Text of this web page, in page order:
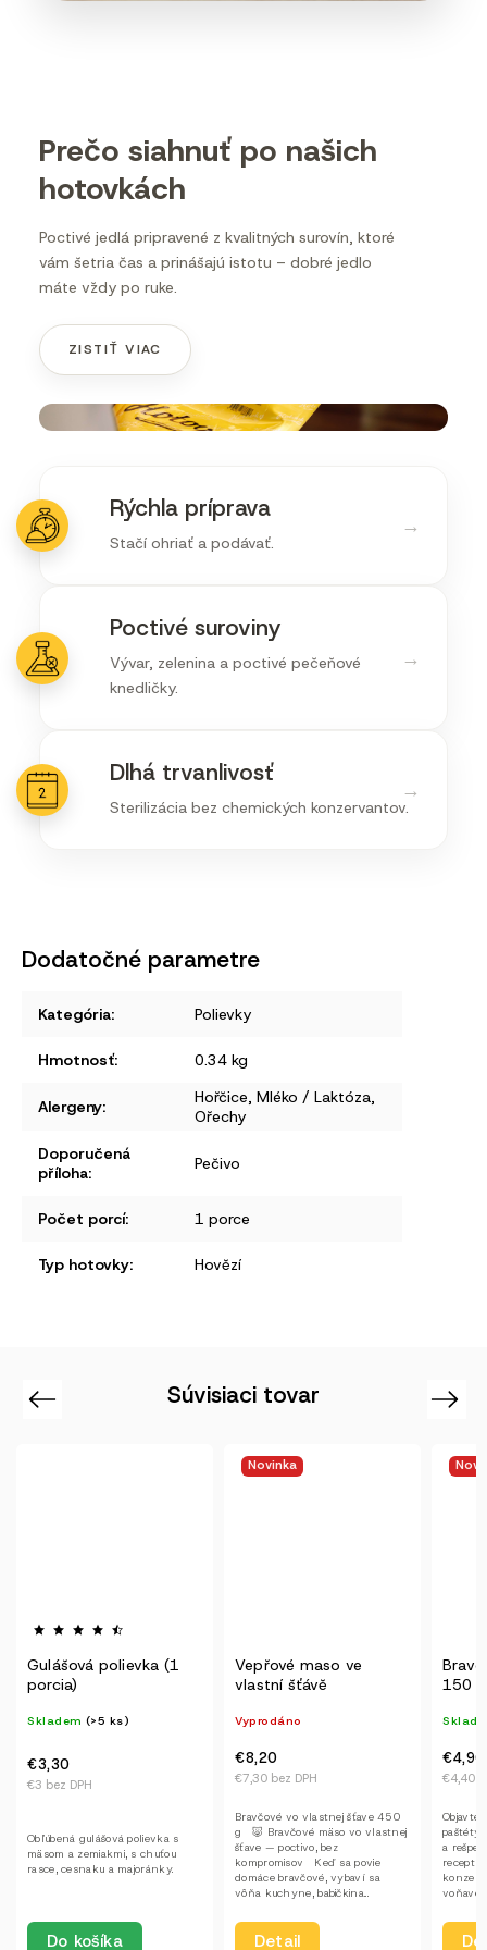
Prečo siahnuť po našich
hotovkách
Poctivé jedlá pripravené z kvalitných surovín, ktoré
vám šetria čas a prinášajú istotu – dobré jedlo
máte vždy po ruke.
ZISTIŤ VIAC
→
Rýchla príprava
Stačí ohriať a podávať.
→
Poctivé suroviny
Vývar, zelenina a poctivé pečeňové
knedličky.
→
Dlhá trvanlivosť
Sterilizácia bez chemických konzervantov.
Dodatočné parametre
Kategória: Polievky
Hmotnosť: 0.34 kg
Alergeny: Hořčice, Mléko / Laktóza,
Ořechy
Doporučená
příloha: Pečivo
Počet porcí: 1 porce
Typ hotovky: Hovězí
Súvisiaci tovar
Previous
Vepřové maso ve
vlastní šťávě
Vyprodáno
€7,30 bez DPH
€8,20
Detail
g 🐷 Bravčové mäso vo vlastnej
šťave — poctivo, bez
kompromisov Keď sa povie
domáce bravčové, vybaví sa
Novinka
Bravčová paštéta čistá
150 g
Skladem
€4,40 bez DPH
€4,90
Detail
Objavte chuť, ktorá má dušu. Naše
paštéty vznikajú ručne, s láskou
a rešpektom k tradičným
receptúram. Žiadne éčka, žiadne
konzervanty, len poctivé mäso,
voňavé korenie a...
€4,70
€5,30
🌶
s
ktorí sa
poctivé
Next